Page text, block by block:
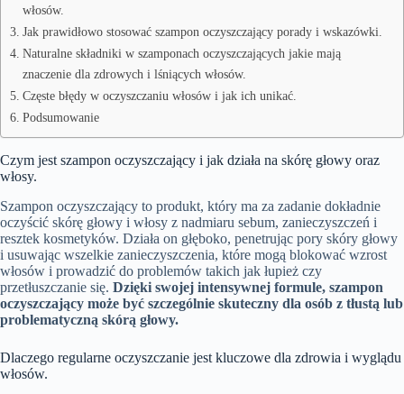
włosów.
Jak prawidłowo stosować szampon oczyszczający porady i wskazówki.
Naturalne składniki w szamponach oczyszczających jakie mają
znaczenie dla zdrowych i lśniących włosów.
Częste błędy w oczyszczaniu włosów i jak ich unikać.
Podsumowanie
Czym jest szampon oczyszczający i jak działa na skórę głowy oraz
włosy.
Szampon oczyszczający to produkt, który ma za zadanie dokładnie
oczyścić skórę głowy i włosy z nadmiaru sebum, zanieczyszczeń i
resztek kosmetyków. Działa on głęboko, penetrując pory skóry głowy
i usuwając wszelkie zanieczyszczenia, które mogą blokować wzrost
włosów i prowadzić do problemów takich jak łupież czy
przetłuszczanie się. Dzięki swojej intensywnej formule, szampon
oczyszczający może być szczególnie skuteczny dla osób z tłustą lub
problematyczną skórą głowy.
Dlaczego regularne oczyszczanie jest kluczowe dla zdrowia i wyglądu
włosów.